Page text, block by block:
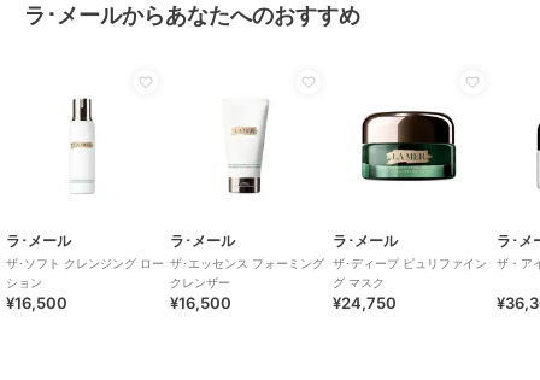
ラ･メールからあなたへのおすすめ
ラ･メール
ザ･ソフト クレンジング ロー
ション
¥16,500
ラ･メール
ザ･エッセンス フォーミング
クレンザー
¥16,500
ラ･メール
ザ･ディープ ピュリファイン
グ マスク
¥24,750
ラ･メ
ザ・ア